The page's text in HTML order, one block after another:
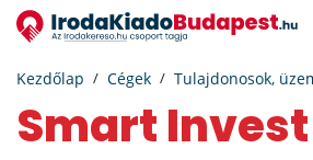
Kezdőlap Cégek Tulajdonosok,
Smart